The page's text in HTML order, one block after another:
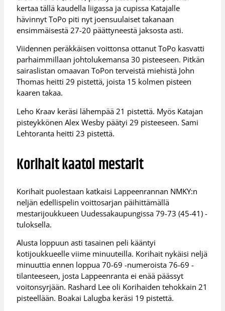
kertaa tällä kaudella liigassa ja cupissa Katajalle
hävinnyt ToPo piti nyt joensuulaiset takanaan
ensimmäisestä 27-20 päättyneestä jaksosta asti.
Viidennen peräkkäisen voittonsa ottanut ToPo kasvatti
parhaimmillaan johtolukemansa 30 pisteeseen. Pitkän
sairaslistan omaavan ToPon terveistä miehistä John
Thomas heitti 29 pistettä, joista 15 kolmen pisteen
kaaren takaa.
Leho Kraav keräsi lähempää 21 pistettä. Myös Katajan
pisteykkönen Alex Wesby päätyi 29 pisteeseen. Sami
Lehtoranta heitti 23 pistettä.
Korihait kaatoi mestarit
Korihait puolestaan katkaisi Lappeenrannan NMKY:n
neljän edellispelin voittosarjan päihittämällä
mestarijoukkueen Uudessakaupungissa 79-73 (45-41) -
tuloksella.
Alusta loppuun asti tasainen peli kääntyi
kotijoukkueelle viime minuuteilla. Korihait nykäisi neljä
minuuttia ennen loppua 70-69 -numeroista 76-69 -
tilanteeseen, josta Lappeenranta ei enää päässyt
voitonsyrjään. Rashard Lee oli Korihaiden tehokkain 21
pisteellään. Boakai Lalugba keräsi 19 pistettä.